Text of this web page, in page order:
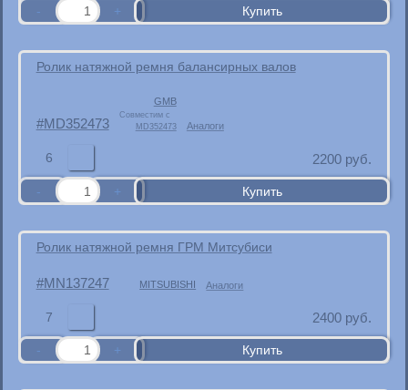
Ролик натяжной ремня балансирных валов
MD352473
GMB
Совместим с
MD352473
Аналоги
6 2200 руб.
Ролик натяжной ремня ГРМ Митсубиси
MN137247 MITSUBISHI Аналоги
7 2400 руб.